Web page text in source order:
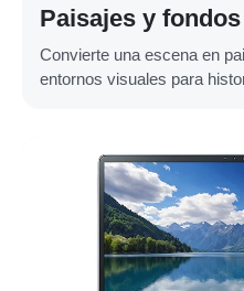
Paisajes y fondos
Convierte una escena en
entornos visuales para